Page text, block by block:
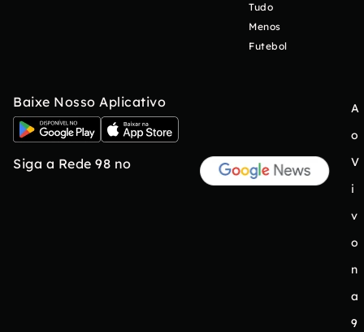
Tudo
Menos
Futebol
Baixe Nosso Aplicativo
Siga a Rede 98 no
A
o
V
i
v
o
n
a
9